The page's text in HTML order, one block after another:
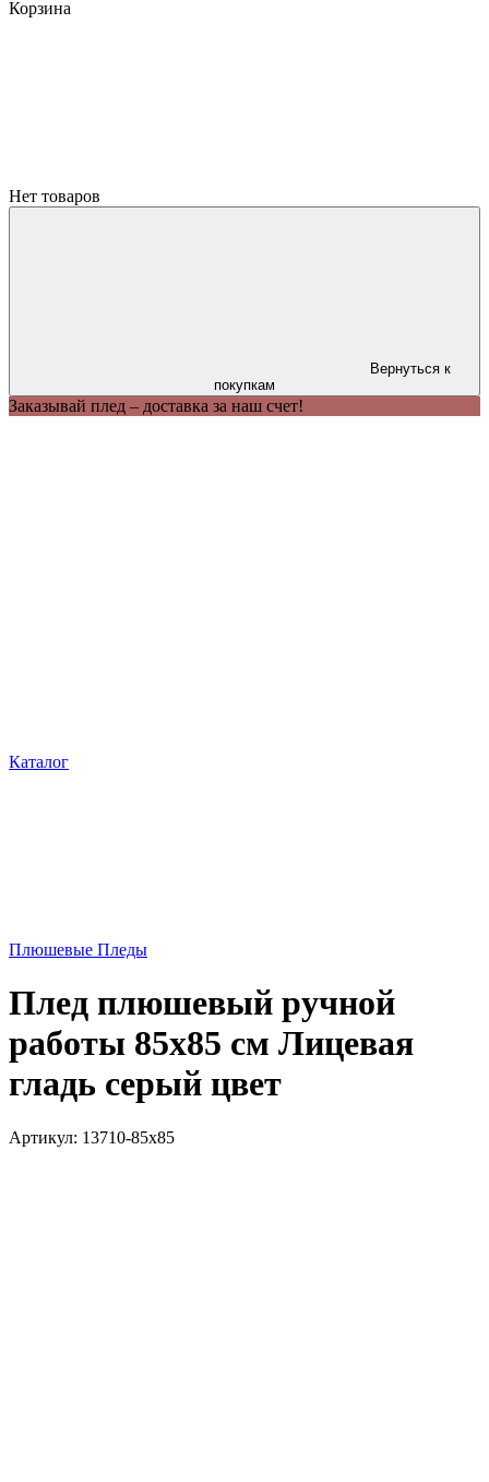
Корзина
Нет товаров
Вернуться к
покупкам
Заказывай плед – доставка за наш счет!
Каталог
Плюшевые Пледы
Плед плюшевый ручной
работы 85х85 см Лицевая
гладь серый цвет
Артикул: 13710-85х85